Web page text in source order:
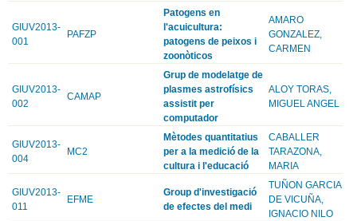
GIUV2013-
001
PAFZP
Patogens en
l'acuicultura:
patogens de peixos i
zoonòticos
AMARO
GONZALEZ,
CARMEN
GIUV2013-
002
CAMAP
Grup de modelatge de
plasmes astrofísics
assistit per
computador
ALOY TORAS,
MIGUEL ANGEL
GIUV2013-
004
MC2
Mètodes quantitatius
per a la medició de la
cultura i l'educació
CABALLER
TARAZONA,
MARIA
GIUV2013-
011
EFME
Group d'investigació
de efectes del medi
TUÑON GARCIA
DE VICUÑA,
IGNACIO NILO